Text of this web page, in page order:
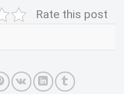
Rate this post